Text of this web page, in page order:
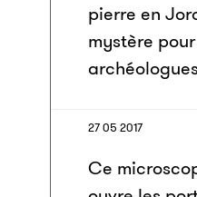
pierre en
mystère
archéologues
27 05 2017
Ce